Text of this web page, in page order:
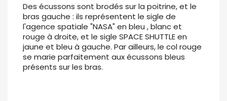
Des écussons sont brodés sur la poitrine, et le
bras gauche : ils représentent le sigle de
l'agence spatiale "NASA" en bleu , blanc et
rouge à droite, et le sigle SPACE SHUTTLE en
jaune et bleu à gauche. Par ailleurs, le col rouge
se marie parfaitement aux écussons bleus
présents sur les bras.